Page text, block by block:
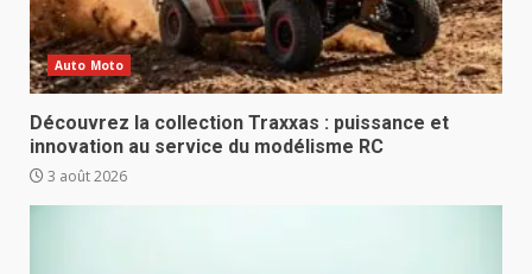
Auto Moto
Découvrez la collection Traxxas : puissance et
innovation au service du modélisme RC
3 août 2026